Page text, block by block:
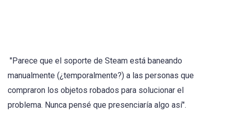
"Parece que el soporte de Steam está baneando
manualmente (¿temporalmente?) a las personas que
compraron los objetos robados para solucionar el
problema. Nunca pensé que presenciaría algo así".